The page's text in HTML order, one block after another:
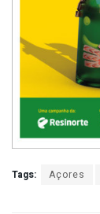
Tags: Açores